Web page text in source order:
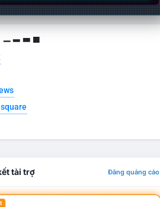
▁ ▂ ▃ ▄
tài trợ Đăng quảng cáo